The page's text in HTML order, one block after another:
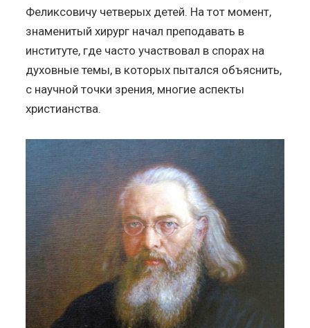
Феликсовичу четверых детей. На тот момент,
знаменитый хирург начал преподавать в
институте, где часто участвовал в спорах на
духовные темы, в которых пытался объяснить,
с научной точки зрения, многие аспекты
христианства.